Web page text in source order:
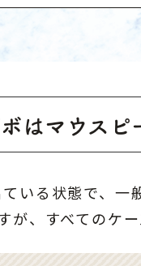
はマウスピ
いる状態で、
、すべてのケ